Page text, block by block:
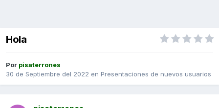
Hola
Por pisaterrones
30 de Septiembre del 2022 en Presentaciones de nuevos usuarios